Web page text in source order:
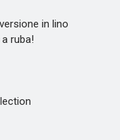
in lino
ruba!